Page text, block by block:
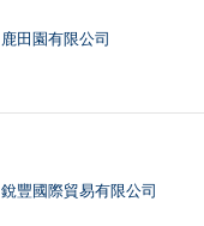
鹿田園有限公司
銳豐國際貿易有限公司